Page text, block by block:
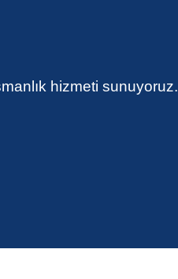
hizmeti sunuyoruz.